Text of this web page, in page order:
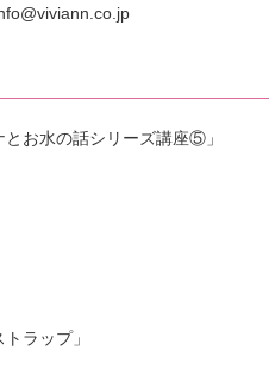
とお水の話シリーズ講座⑤」
ラップ」